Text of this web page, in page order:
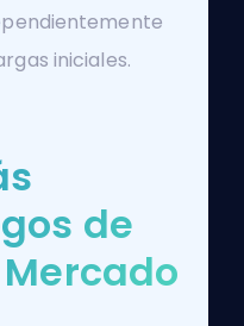
iniciales.
de